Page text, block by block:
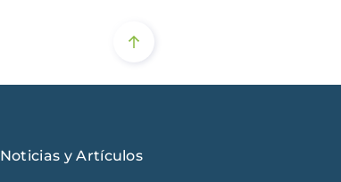
Noticias y Artículos